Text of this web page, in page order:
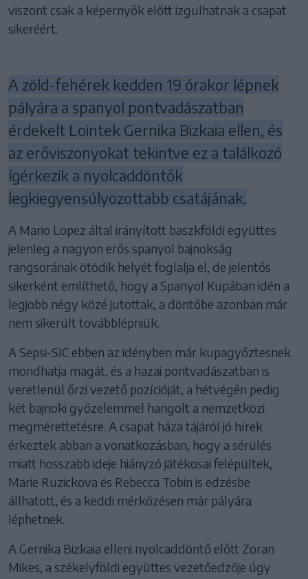
viszont csak a képernyők előtt izgulhatnak a csapat
sikeréért.
A zöld-fehérek kedden 19 órakor lépnek
pályára a spanyol pontvadászatban
érdekelt Lointek Gernika Bizkaia ellen, és
az erőviszonyokat tekintve ez a találkozó
ígérkezik a nyolcaddöntők
legkiegyensúlyozottabb csatájának.
A Mario Lopez által irányított baszkföldi együttes
jelenleg a nagyon erős spanyol bajnokság
rangsorának ötödik helyét foglalja el, de jelentős
sikerként említhető, hogy a Spanyol Kupában idén a
legjobb négy közé jutottak, a döntőbe azonban már
nem sikerült továbblépniük.
A Sepsi-SIC ebben az idényben már kupagyőztesnek
mondhatja magát, és a hazai pontvadászatban is
veretlenül őrzi vezető pozícióját, a hétvégén pedig
két bajnoki győzelemmel hangolt a nemzetközi
megmérettetésre. A csapat háza tájáról jó hírek
érkeztek abban a vonatkozásban, hogy a sérülés
miatt hosszabb ideje hiányzó játékosai felépültek,
Marie Ruzickova és Rebecca Tobin is edzésbe
állhatott, és a keddi mérkőzésen már pályára
léphetnek.
A Gernika Bizkaia elleni nyolcaddöntő előtt Zoran
Mikes, a székelyföldi együttes vezetőedzője úgy